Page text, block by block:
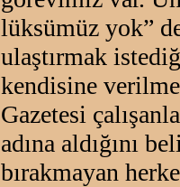
lüksümüz yok”
ulaştırmak
kendisine
Gazetesi
adına aldığını
bırakmayan